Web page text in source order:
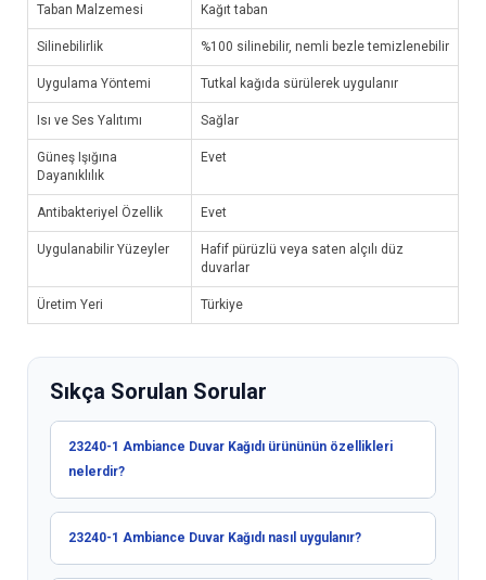
Taban Malzemesi Kağıt taban
Silinebilirlik %100 silinebilir, nemli bezle temizlenebilir
Uygulama Yöntemi Tutkal kağıda sürülerek uygulanır
Isı ve Ses Yalıtımı Sağlar
Güneş Işığına
Dayanıklılık
Evet
Antibakteriyel Özellik Evet
Uygulanabilir Yüzeyler
Hafif pürüzlü veya saten alçılı düz
duvarlar
Üretim Yeri Türkiye
Sıkça Sorulan Sorular
23240-1 Ambiance Duvar Kağıdı ürününün özellikleri
nelerdir?
23240-1 Ambiance Duvar Kağıdı nasıl uygulanır?